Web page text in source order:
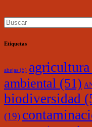
Etiquetas
abejas (5) agricultura
ambiental (51)
biodiversidad
(19)